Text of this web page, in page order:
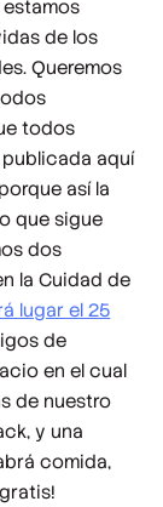
de los
Queremos
todos
aquí
así la
que sigue
dos
la Cuidad de
lugar el 25
de
en el cual
de nuestro
y una
comida,